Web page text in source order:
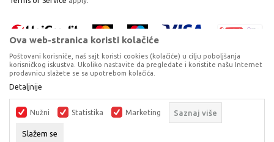
Proizvode na sajtu nastojimo da opišemo što je preciznije moguće, ali ne
možemo garantovati da su svi podaci i fotografije, navedeni u okrviru
proizvoda, u potpunosti kompletni i bez grešaka. Svi artikli prikazani na
sajtu su dio naše ponude, ali ne podrazumijeva da su dostupni u svakom
Ova web-stranica koristi kolačiće
Poštovani korisniče, naš sajt koristi cookies (kolačiće) u cilju poboljšanja
korisničkog iskustva. Ukoliko nastavite da pregledate i koristite našu Internet
prodavnicu slažete se sa upotrebom kolačića.
Detaljnije
Nužni Statistika Marketing Saznaj više
Slažem se